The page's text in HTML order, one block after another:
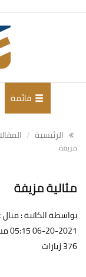
قائمة
الرئيسية
مزيفة
مثالية مزيفة
بواسطة الكاتبة : منال
06-20-2021 05:15 مساءً
376 زيارات